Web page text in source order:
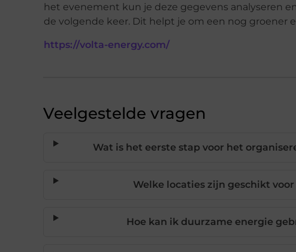
het evenement kun je deze gegevens analyseren
de volgende keer. Dit helpt je om een nog groener
https://volta-energy.com/
Veelgestelde vragen
Wat is het eerste stap voor het
Welke locaties zijn geschikt
Hoe kan ik duurzame energie